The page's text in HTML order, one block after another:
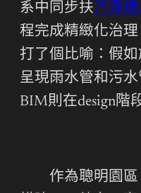
系中同步扶汽車
程完成精緻化治理
打了個比喻：假
呈現雨水管和污
BIM則在design階
作為聰明園區